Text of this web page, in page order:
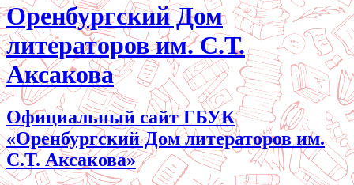
Оренбургский Дом
литераторов им. С.Т.
Аксакова
Официальный сайт ГБУК
«Оренбургский Дом литераторов им.
С.Т. Аксакова»